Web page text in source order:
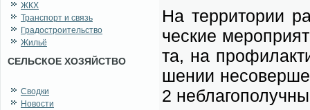
ЖКХ
Транспорт и связь
Градостроительство
Жильё
СЕЛЬСКОЕ ХОЗЯЙСТВО
Сводки
Новости
На тер­ри­то­рии
че­ские
та, на
ше­нии
2